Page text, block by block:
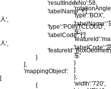
'resultIndexNo':58,
'labelName':'行
人',
'type':'POINTCLOUD',
'labelCode':'行
人',
}
],
'mappingObject':
[
{
},
'type':'BOX',
'labelName':'
车',
'labelCode':'
车'
}
]
},
'width':'720',